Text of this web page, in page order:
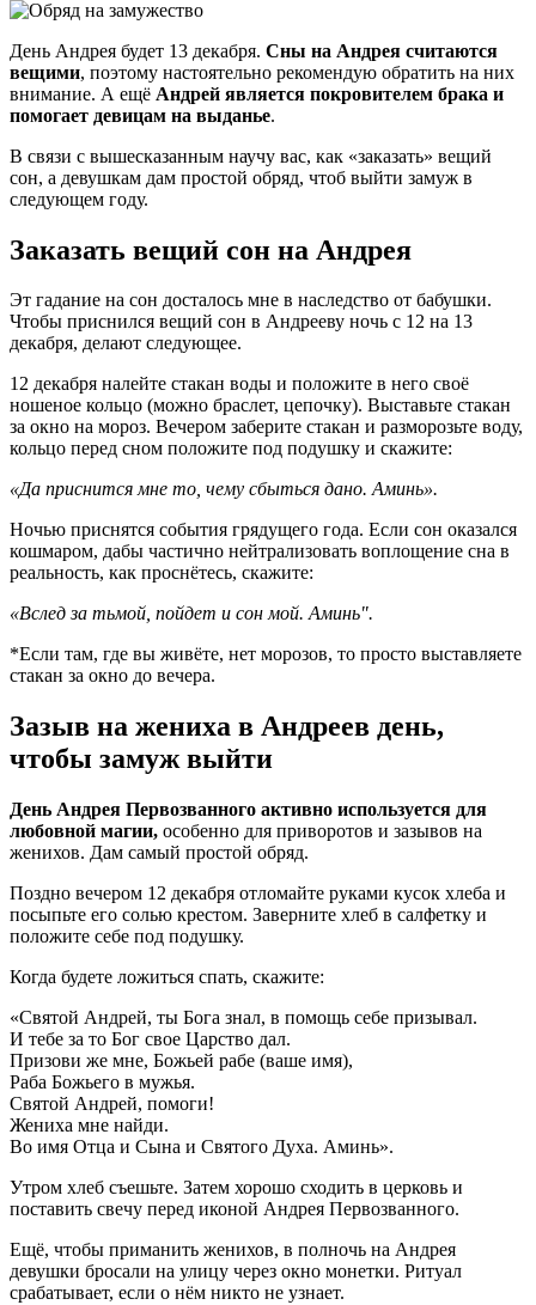
День Андрея будет 13 декабря. Сны на Андрея считаются
вещими, поэтому настоятельно рекомендую обратить на них
внимание. А ещё Андрей является покровителем брака и
помогает девицам на выданье.
В связи с вышесказанным научу вас, как «заказать» вещий
сон, а девушкам дам простой обряд, чтоб выйти замуж в
следующем году.
Заказать вещий сон на Андрея
Эт гадание на сон досталось мне в наследство от бабушки.
Чтобы приснился вещий сон в Андрееву ночь с 12 на 13
декабря, делают следующее.
12 декабря налейте стакан воды и положите в него своё
ношеное кольцо (можно браслет, цепочку). Выставьте стакан
за окно на мороз. Вечером заберите стакан и разморозьте воду,
кольцо перед сном положите под подушку и скажите:
«Да приснится мне то, чему сбыться дано. Аминь».
Ночью приснятся события грядущего года. Если сон оказался
кошмаром, дабы частично нейтрализовать воплощение сна в
реальность, как проснётесь, скажите:
«Вслед за тьмой, пойдет и сон мой. Аминь".
*Если там, где вы живёте, нет морозов, то просто выставляете
стакан за окно до вечера.
Зазыв на жениха в Андреев день,
чтобы замуж выйти
День Андрея Первозванного активно используется для
любовной магии, особенно для приворотов и зазывов на
женихов. Дам самый простой обряд.
Поздно вечером 12 декабря отломайте руками кусок хлеба и
посыпьте его солью крестом. Заверните хлеб в салфетку и
положите себе под подушку.
Когда будете ложиться спать, скажите:
«Святой Андрей, ты Бога знал, в помощь себе призывал.
И тебе за то Бог свое Царство дал.
Призови же мне, Божьей рабе (ваше имя),
Раба Божьего в мужья.
Святой Андрей, помоги!
Жениха мне найди.
Во имя Отца и Сына и Святого Духа. Аминь».
Утром хлеб съешьте. Затем хорошо сходить в церковь и
поставить свечу перед иконой Андрея Первозванного.
Ещё, чтобы приманить женихов, в полночь на Андрея
девушки бросали на улицу через окно монетки. Ритуал
срабатывает, если о нём никто не узнает.